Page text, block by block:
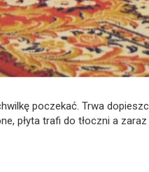
poczekać. Trwa
płyta trafi do tłoczni a